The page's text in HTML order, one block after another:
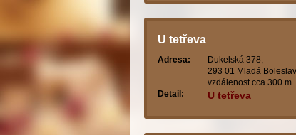
U tetřeva
Adresa:
Dukelská 378,
293 01 Mladá Boleslav
vzdálenost cca 300 m
Detail:
U tetřeva